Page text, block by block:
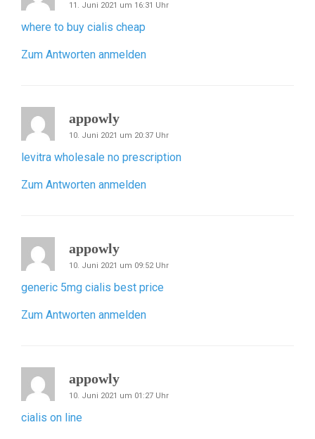
11. Juni 2021 um 16:31 Uhr
where to buy cialis cheap
Zum Antworten anmelden
appowly
10. Juni 2021 um 20:37 Uhr
levitra wholesale no prescription
Zum Antworten anmelden
appowly
10. Juni 2021 um 09:52 Uhr
generic 5mg cialis best price
Zum Antworten anmelden
appowly
10. Juni 2021 um 01:27 Uhr
cialis on line